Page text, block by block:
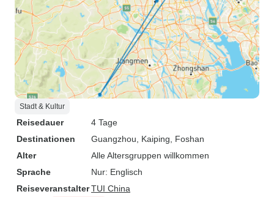
Stadt & Kultur
Reisedauer
4 Tage
Destinationen
Guangzhou , Kaiping , Foshan
Alter
Alle Altersgruppen willkommen
Sprache
Nur: Englisch
ReiseveranstalterTUI China